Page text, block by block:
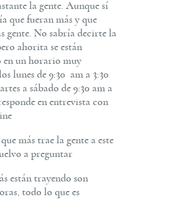
la gente. Aunque sí
que fueran más y que
gente. No sabría decirte la
ahorita se están
en un horario muy
lunes de 9:30 am a 3:30
a sábado de 9:30 am a
en entrevista con
más trae la gente a este
a preguntar
están trayendo son
todo lo que es